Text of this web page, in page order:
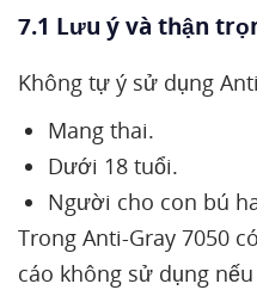
7.1 Lưu ý và thận
Không tự ý sử dụng
Mang thai.
Dưới 18 tuổi.
Người cho con bú
Trong Anti-Gray 7050
cáo không sử dụng